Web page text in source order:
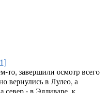
то, завершили осмотр всего
вернулись в Лулео, а